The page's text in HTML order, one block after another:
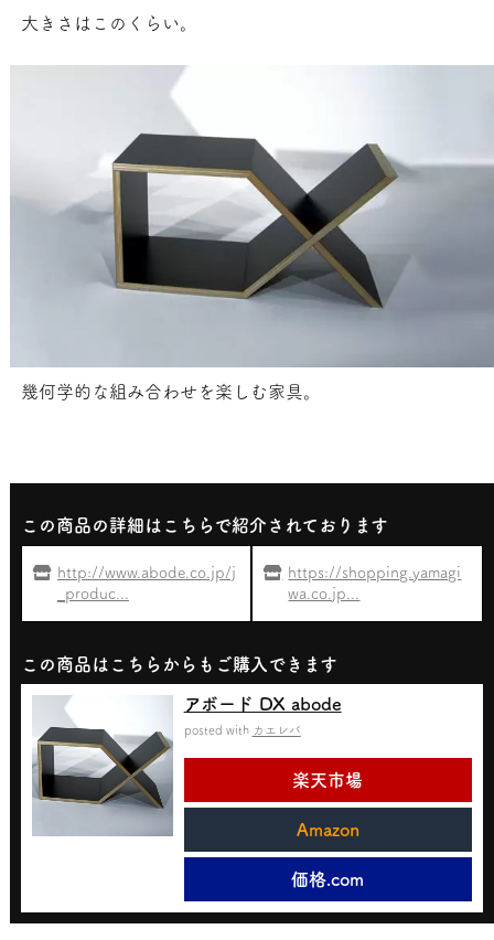
大きさはこのくらい。
幾何学的な組み合わせを楽しむ家具。
この商品の詳細はこちらで紹介されております
http://www.abode.co.jp/j
_produc...
https://shopping.yamagi
wa.co.jp...
この商品はこちらからもご購入できます
アボード DX abode
posted with カエレバ
楽天市場
Amazon
価格.com